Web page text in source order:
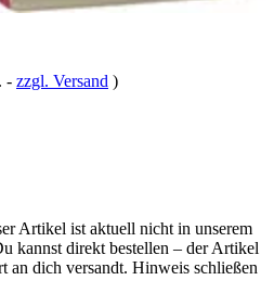
- zzgl. Versand )
Artikel ist aktuell nicht in unserem
kannst direkt bestellen – der Artikel
an dich versandt. Hinweis schließen